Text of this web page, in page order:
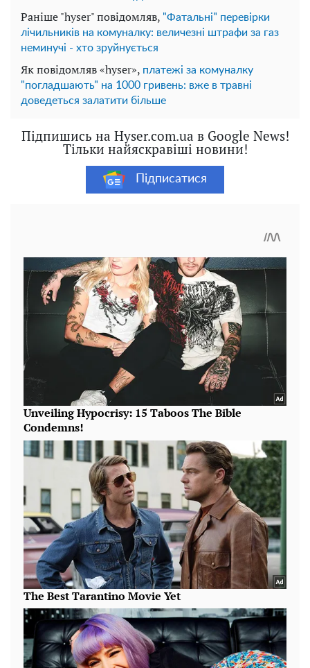
Раніше "hyser" повідомляв, "Фатальні" перевірки
лічильників на комуналку: величезні штрафи за газ
неминучі - хто зруйнується
Як повідомляв «hyser», платежі за комуналку
"погладшають" на 1000 гривень: вже в травні
доведеться залатити більше
Підпишись на Hyser.com.ua в Google News!
Тільки найяскравіші новини!
Підписатися